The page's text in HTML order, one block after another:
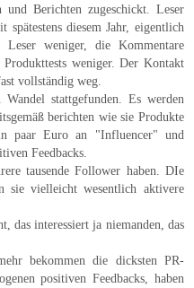
Berichten zugeschickt. Leser
diesem Jahr, eigentlich
weniger, die Kommentare
weniger. Der Kontakt
vollständig weg.
stattgefunden. Es werden
berichten wie sie Produkte
paar Euro an "Influencer" und
Feedbacks.
tausende Follower haben. DIe
sie vielleicht wesentlich aktivere
das interessiert ja niemanden, das
bekommen die dicksten PR-
positiven Feedbacks, haben